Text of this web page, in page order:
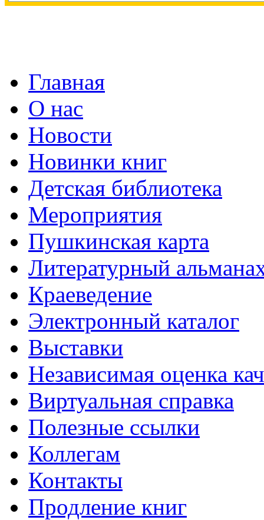
Главная
О нас
Новости
Новинки книг
Детская библиотека
Мероприятия
Пушкинская карта
Литературный
Краеведение
Электронный каталог
Выставки
Независимая оценка
Виртуальная справка
Полезные ссылки
Коллегам
Контакты
Продление книг